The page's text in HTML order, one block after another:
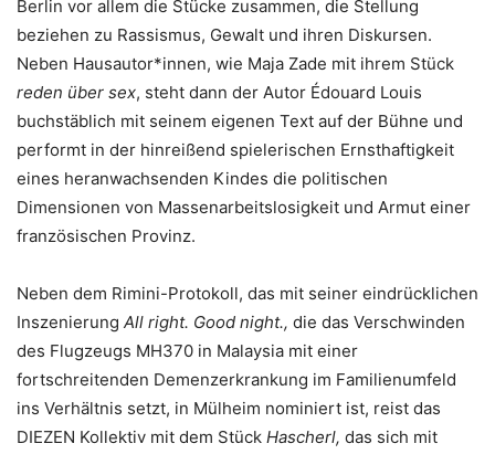
Berlin vor allem die Stücke zusammen, die Stellung
beziehen zu Rassismus, Gewalt und ihren Diskursen.
Neben Hausautor*innen, wie Maja Zade mit ihrem Stück
reden über sex, steht dann der Autor Édouard Louis
buchstäblich mit seinem eigenen Text auf der Bühne und
performt in der hinreißend spielerischen Ernsthaftigkeit
eines heranwachsenden Kindes die politischen
Dimensionen von Massenarbeitslosigkeit und Armut einer
französischen Provinz.
Neben dem Rimini-Protokoll, das mit seiner eindrücklichen
Inszenierung All right. Good night., die das Verschwinden
des Flugzeugs MH370 in Malaysia mit einer
fortschreitenden Demenzerkrankung im Familienumfeld
ins Verhältnis setzt, in Mülheim nominiert ist, reist das
DIEZEN Kollektiv mit dem Stück Hascherl, das sich mit